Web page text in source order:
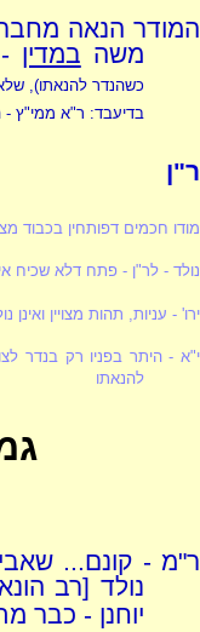
המודר הנאה
משה במדין
כשהנדר להנאתו), שלא
בדיעבד: ר"א ממי"ץ -
ר"ן
מודו חכמים דפותחין בכבוד
נולד - לר"ן - פתח דלא שכיח
ירו' - עניות, תהות מצויין ואינן
י"א - היתר בפניו רק בנדר
להנאתו
ר"מ - קונם...
נולד [רב
יוחנן - כבר